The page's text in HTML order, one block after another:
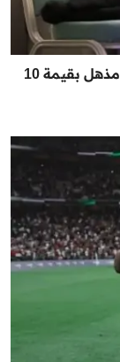
مارسيليا يقترب من ضم هيثم حسن بعرض مذهل بقيمة 10